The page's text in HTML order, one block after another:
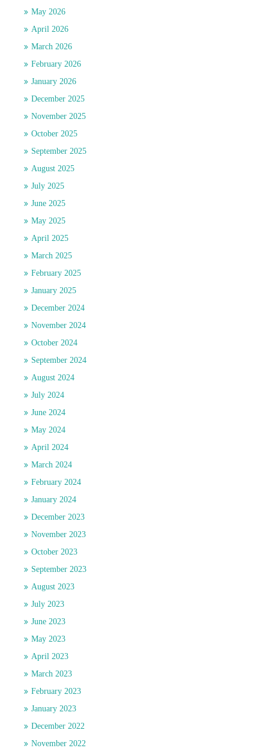
May 2026
April 2026
March 2026
February 2026
January 2026
December 2025
November 2025
October 2025
September 2025
August 2025
July 2025
June 2025
May 2025
April 2025
March 2025
February 2025
January 2025
December 2024
November 2024
October 2024
September 2024
August 2024
July 2024
June 2024
May 2024
April 2024
March 2024
February 2024
January 2024
December 2023
November 2023
October 2023
September 2023
August 2023
July 2023
June 2023
May 2023
April 2023
March 2023
February 2023
January 2023
December 2022
November 2022